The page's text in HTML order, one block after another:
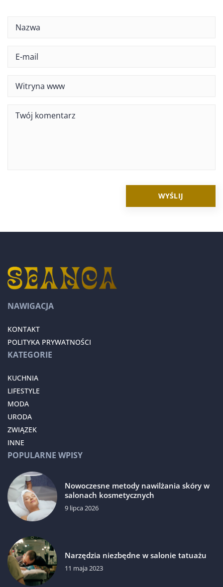
NAWIGACJA
KONTAKT
POLITYKA PRYWATNOŚCI
KATEGORIE
KUCHNIA
LIFESTYLE
MODA
URODA
ZWIĄZEK
INNE
POPULARNE WPISY
Nowoczesne metody nawilżania skóry w
salonach kosmetycznych
9 lipca 2026
Narzędzia niezbędne w salonie tatuażu
11 maja 2023